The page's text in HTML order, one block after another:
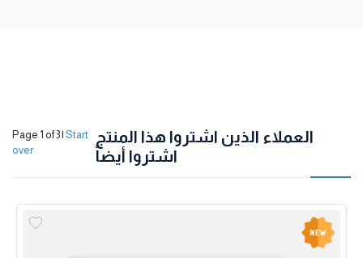
العملاء الذين اشتروا هذا المنتج
اشتروا أيضاً
Page 1 of 3| Start
over